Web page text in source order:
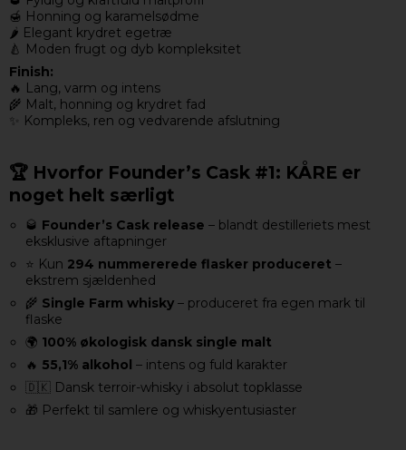
🍯 Honning og karamelsødme
🌶️ Elegant krydret egetræ
🍐 Moden frugt og dyb kompleksitet
Finish:
🔥 Lang, varm og intens
🌾 Malt, honning og krydret fad
✨ Kompleks, ren og vedvarende afslutning
🏆 Hvorfor Founder’s Cask #1: KÅRE er
noget helt særligt
🥃 Founder’s Cask release – blandt destilleriets mest
eksklusive aftapninger
⭐ Kun 294 nummererede flasker produceret –
ekstrem sjældenhed
🌾 Single Farm whisky– produceret fra egen mark til
flaske
🌍 100% økologisk dansk single malt
🔥 55,1% alkohol – intens og fuld karakter
🇩🇰 Dansk terroir-whisky i absolut topklasse
🎁 Perfekt til samlere og whiskyentusiaster